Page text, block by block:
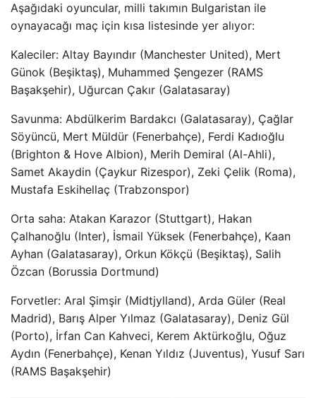
Aşağıdaki oyuncular, milli takımın Bulgaristan ile
oynayacağı maç için kısa listesinde yer alıyor:
Kaleciler: Altay Bayındır (Manchester United), Mert
Günok (Beşiktaş), Muhammed Şengezer (RAMS
Başakşehir), Uğurcan Çakır (Galatasaray)
Savunma: Abdülkerim Bardakcı (Galatasaray), Çağlar
Söyüncü, Mert Müldür (Fenerbahçe), Ferdi Kadıoğlu
(Brighton & Hove Albion), Merih Demiral (Al-Ahli),
Samet Akaydin (Çaykur Rizespor), Zeki Çelik (Roma),
Mustafa Eskihellaç (Trabzonspor)
Orta saha: Atakan Karazor (Stuttgart), Hakan
Çalhanoğlu (Inter), İsmail Yüksek (Fenerbahçe), Kaan
Ayhan (Galatasaray), Orkun Kökçü (Beşiktaş), Salih
Özcan (Borussia Dortmund)
Forvetler: Aral Şimşir (Midtjylland), Arda Güler (Real
Madrid), Barış Alper Yılmaz (Galatasaray), Deniz Gül
(Porto), İrfan Can Kahveci, Kerem Aktürkoğlu, Oğuz
Aydın (Fenerbahçe), Kenan Yıldız (Juventus), Yusuf Sarı
(RAMS Başakşehir)